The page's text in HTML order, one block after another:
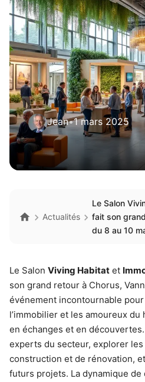
Jean•1 mars 2025
Actualités
Le Salon
fait son
du 8 au 10
Le Salon Viving Habitat et
son grand retour à Chorus,
événement incontournable
l’immobilier et les amoureux du
en échanges et en
experts du secteur, explorer
construction et de rénovation,
futurs projets. La dynamique de